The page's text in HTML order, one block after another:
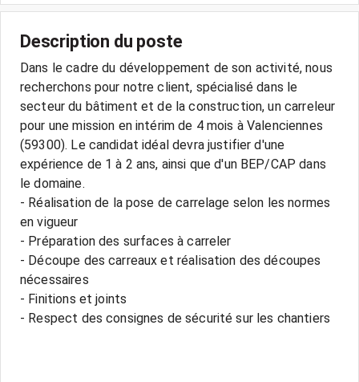
Description du poste
Dans le cadre du développement de son activité, nous
recherchons pour notre client, spécialisé dans le
secteur du bâtiment et de la construction, un carreleur
pour une mission en intérim de 4 mois à Valenciennes
(59300). Le candidat idéal devra justifier d'une
expérience de 1 à 2 ans, ainsi que d'un BEP/CAP dans
le domaine.
- Réalisation de la pose de carrelage selon les normes
en vigueur
- Préparation des surfaces à carreler
- Découpe des carreaux et réalisation des découpes
nécessaires
- Finitions et joints
- Respect des consignes de sécurité sur les chantiers